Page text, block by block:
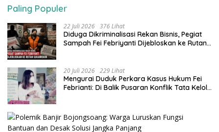
Paling Populer
22 Juli 2026 376 Lihat
Diduga Dikriminalisasi Rekan Bisnis, Pegiat
Sampah Fei Febriyanti Dijebloskan ke Rutan
20 Juli 2026 229 Lihat
​Mengurai Duduk Perkara Kasus Hukum Fei
Febrianti: Di Balik Pusaran Konflik Tata Kelola